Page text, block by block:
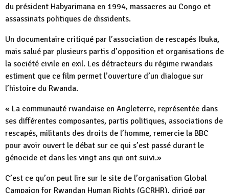
du président Habyarimana en 1994, massacres au Congo et
assassinats politiques de dissidents.
Un documentaire critiqué par l’association de rescapés Ibuka,
mais salué par plusieurs partis d’opposition et organisations de
la société civile en exil. Les détracteurs du régime rwandais
estiment que ce film permet l’ouverture d’un dialogue sur
l’histoire du Rwanda.
« La communauté rwandaise en Angleterre, représentée dans
ses différentes composantes, partis politiques, associations de
rescapés, militants des droits de l’homme, remercie la BBC
pour avoir ouvert le débat sur ce qui s’est passé durant le
génocide et dans les vingt ans qui ont suivi.»
C’est ce qu’on peut lire sur le site de l’organisation Global
Campaign for Rwandan Human Rights (GCRHR), dirigé par